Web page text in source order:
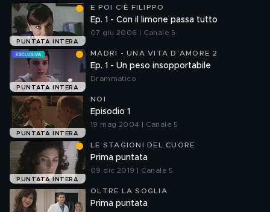
PUNTATA INTERA
E POI C'È FILIPPO
Ep. 1 - Con il limone passa tutto
07 giu 2006 | Canale 5
PUNTATA INTERA
MADRI - UNA VITA D'AMORE 2
Ep. 1 - Un peso insopportabile
Drammatico
PUNTATA INTERA
NOI
Episodio 1
19 mag 2004 | Canale 5
PUNTATA INTERA
LE STAGIONI DEL CUORE
Prima puntata
09 dic 2019 | Canale 5
OLTRE LA SOGLIA
Prima puntata